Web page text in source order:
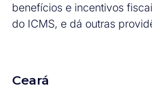
benefícios e incentivos
do ICMS, e dá outras
Ceará